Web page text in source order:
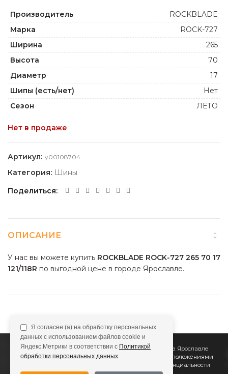
Производитель
ROCKBLADE
Марка
ROCK-727
Ширина
265
Высота
70
Диаметр
17
Шипы (есть/нет)
Нет
Сезон
ЛЕТО
Нет в продаже
Артикул: y00108704
Категория: Шины
Поделиться
ОПИСАНИЕ
У нас вы можете купить ROCKBLADE ROCK-727 265 70 17
121/118R по выгодной цене в городе Ярославле.
2011Все Колёса Интернет-магазин шин и дисков в Ярославле
Сайт не является публичной офертой, определяемой положениями
Политике конфиденциальности
Я согласен (а) на обработку персональных
данных с использованием файлов cookie и
Яндекс.Метрики в соответствии с Политикой
обработки персональных данных.